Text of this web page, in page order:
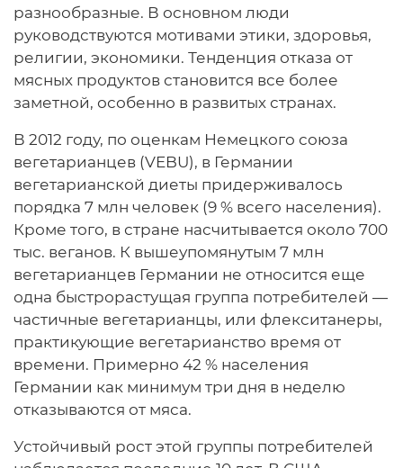
разнообразные. В основном люди
руководствуются мотивами этики, здоровья,
религии, экономики. Тенденция отказа от
мясных продуктов становится все более
заметной, особенно в развитых странах.
В 2012 году, по оценкам Немецкого союза
вегетарианцев (VEBU), в Германии
вегетарианской диеты придерживалось
порядка 7 млн человек (9 % всего населения).
Кроме того, в стране насчитывается около 700
тыс. веганов. К вышеупомянутым 7 млн
вегетарианцев Германии не относится еще
одна быстрорастущая группа потребителей —
частичные вегетарианцы, или флекситанеры,
практикующие вегетарианство время от
времени. Примерно 42 % населения
Германии как минимум три дня в неделю
отказываются от мяса.
Устойчивый рост этой группы потребителей